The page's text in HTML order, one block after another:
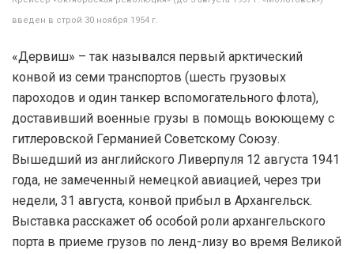
введен в строй 30 ноября 1954 г.
«Дервиш» – так назывался первый арктический
конвой из семи транспортов (шесть грузовых
пароходов и один танкер вспомогательного флота),
доставивший военные грузы в помощь воюющему с
гитлеровской Германией Советскому Союзу.
Вышедший из английского Ливерпуля 12 августа 1941
года, не замеченный немецкой авиацией, через три
недели, 31 августа, конвой прибыл в Архангельск.
Выставка расскажет об особой роли архангельского
порта в приеме грузов по ленд-лизу во время Великой